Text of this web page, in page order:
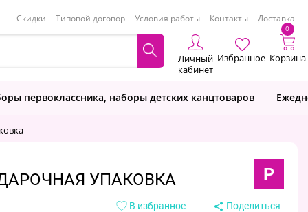
Скидки Типовой договор Условия работы Контакты Доставка
Личный
кабинет
Избранное
0
Корзина
первоклассника, наборы детских канцтоваров
УПАКОВКА P
В избранное Поделиться